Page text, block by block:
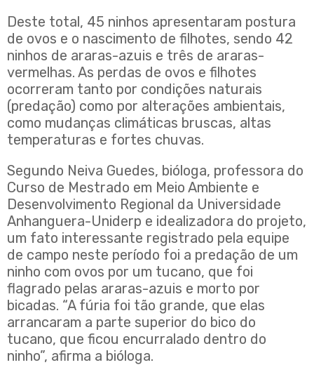
Deste total, 45 ninhos apresentaram postura
de ovos e o nascimento de filhotes, sendo 42
ninhos de araras-azuis e três de araras-
vermelhas. As perdas de ovos e filhotes
ocorreram tanto por condições naturais
(predação) como por alterações ambientais,
como mudanças climáticas bruscas, altas
temperaturas e fortes chuvas.
Segundo Neiva Guedes, bióloga, professora do
Curso de Mestrado em Meio Ambiente e
Desenvolvimento Regional da Universidade
Anhanguera-Uniderp e idealizadora do projeto,
um fato interessante registrado pela equipe
de campo neste período foi a predação de um
ninho com ovos por um tucano, que foi
flagrado pelas araras-azuis e morto por
bicadas. “A fúria foi tão grande, que elas
arrancaram a parte superior do bico do
tucano, que ficou encurralado dentro do
ninho”, afirma a bióloga.